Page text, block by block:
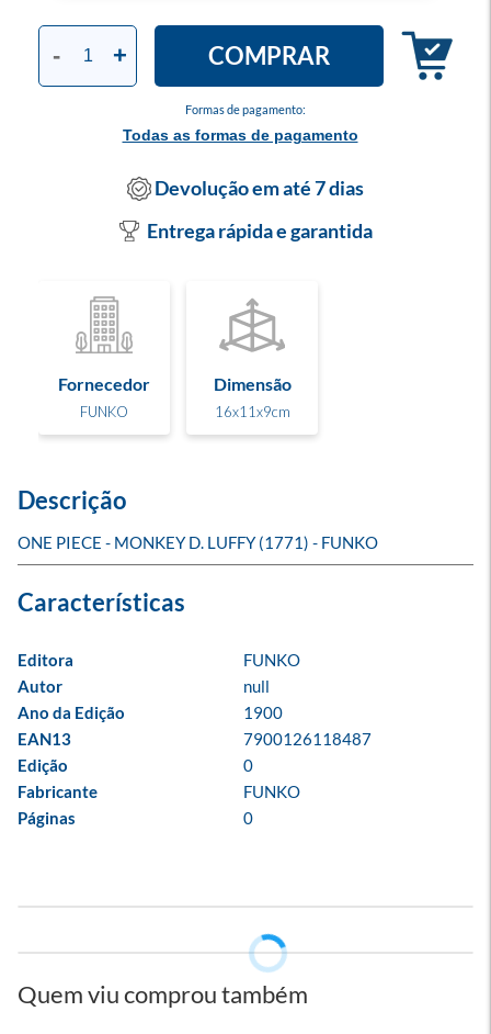
Formas de pagamento:
Todas as formas de pagamento
- + COMPRAR
Devolução em até 7 dias
Entrega rápida e garantida
Fornecedor
FUNKO
Dimensão
16x11x9cm
Descrição
ONE PIECE - MONKEY D. LUFFY (1771) - FUNKO
Editora
FUNKO
Autor
null
Ano da Edição
1900
EAN13
7900126118487
Edição
0
Fabricante
FUNKO
Páginas
0
Quem viu comprou também